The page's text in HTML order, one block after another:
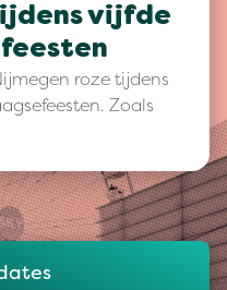
vijfde
roze tijdens
Zoals